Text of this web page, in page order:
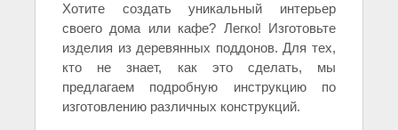
Хотите создать уникальный интерьер
своего дома или кафе? Легко! Изготовьте
изделия из деревянных поддонов. Для тех,
кто не знает, как это сделать, мы
предлагаем подробную инструкцию по
изготовлению различных конструкций.